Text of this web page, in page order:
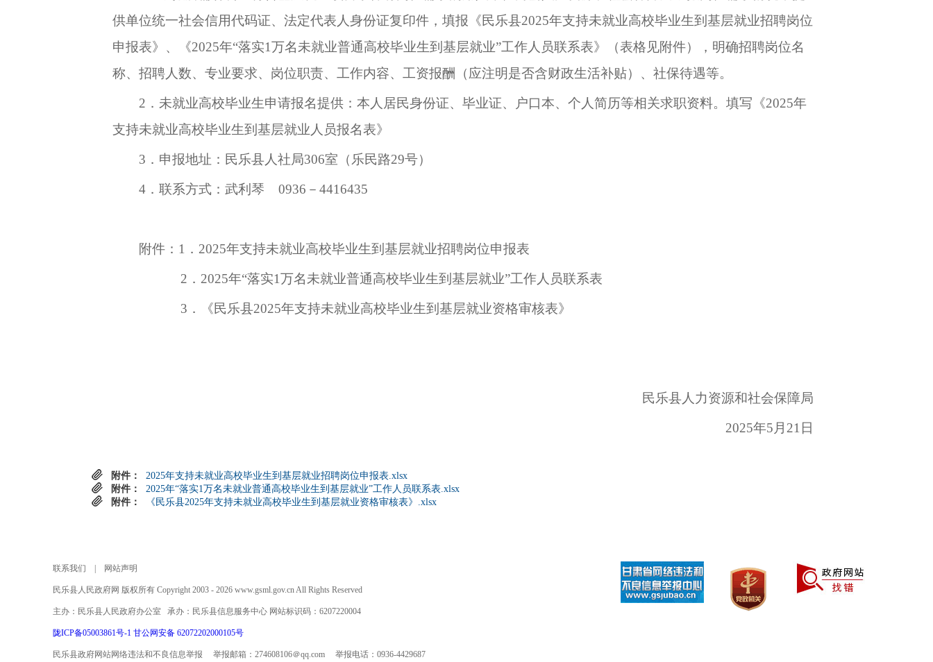
供单位统一社会信用代码证、法定代表人身份证复印件 ，填报《民乐县2025年支持未就业高校毕业生到基层就业招聘岗位
申报表》、《2025年“落实1万名未就业普通高校毕业生到基层就业”工作人员联系表》 （表格见附件）
，明确招聘岗位名
称、招聘人数、专业要求、岗位职责、工作内容、工资报酬（应注明是否含财政生活补贴）、社保待遇等。
2． 未就业高校毕业生申请报名提供： 本人居民身份证、毕业证、户口本、个人简历等相关求职资料。 填写《2025年
支持未就业高校毕业生到基层就业人员报名表》
3． 申报地址： 民乐县人社局306室 （乐民路29号）
4． 联系方式 ：武利琴 0936－4416435
附件： 1． 2025年支持未就业高校毕业生到基层就业招聘岗位申报表
2． 2025年“落实1万名未就业普通高校毕业生到基层就业”工作人员联系表
3．《民乐县2025年支持未就业高校毕业生到基层就业资格审核表》
民乐县人力资源和社会保障局
2025年5月21日
附件：
2025年支持未就业高校毕业生到基层就业招聘岗位申报表.xlsx
附件：
2025年“落实1万名未就业普通高校毕业生到基层就业”工作人员联系表.xlsx
附件：
《民乐县2025年支持未就业高校毕业生到基层就业资格审核表》.xlsx
联系我们 网站声明
民乐县人民政府网 版权所有 Copyright 2003 - 2026 www.gsml.gov.cn All Rights Reserved
主办：民乐县人民政府办公室 承办：民乐县信息服务中心 网站标识码：6207220004
陇ICP备05003861号-1 甘公网安备 62072202000105号
民乐县政府网站网络违法和不良信息举报 举报邮箱：274608106＠qq.com 举报电话：0936-4429687